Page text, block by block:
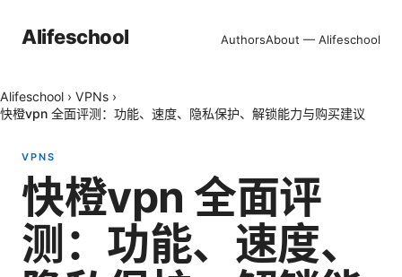
Alifeschool AuthorsAbout — Alifeschool
Alifeschool › VPNs ›
快橙vpn 全面评测：功能、速度、隐私保护、解锁能力与购买建议
VPNS
快橙vpn 全面评
测：功能、速度、